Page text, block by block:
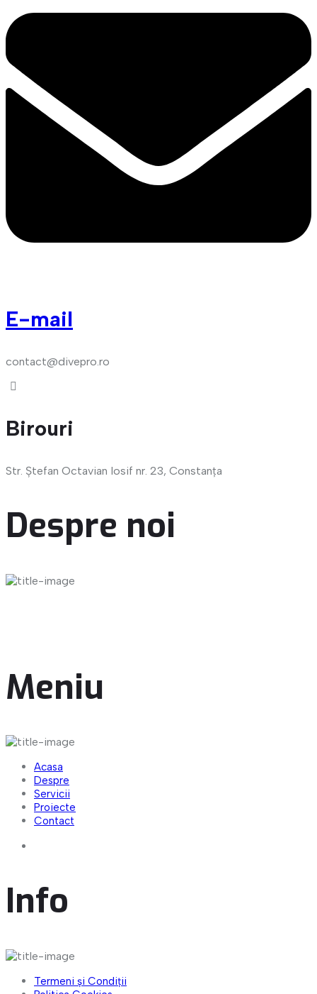
E-mail
contact@divepro.ro
Birouri
Str. Ștefan Octavian Iosif nr. 23, Constanța
Despre noi
Meniu
Acasa
Despre
Servicii
Proiecte
Contact
Info
Termeni și Condiții